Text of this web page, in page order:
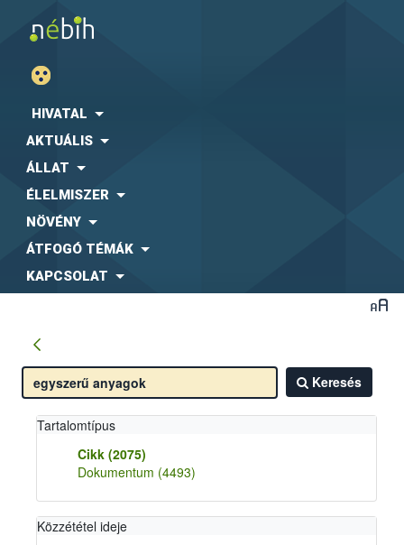
HIVATAL
AKTUÁLIS
ÁLLAT
ÉLELMISZER
NÖVÉNY
ÁTFOGÓ TÉMÁK
KAPCSOLAT
Keresés
Tartalomtípus
Cikk (2075)
Dokumentum (4493)
Közzététel ideje